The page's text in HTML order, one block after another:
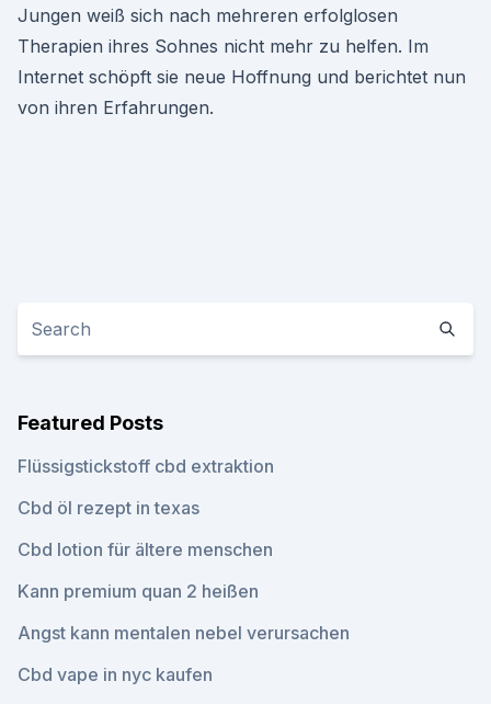
Jungen weiß sich nach mehreren erfolglosen
Therapien ihres Sohnes nicht mehr zu helfen. Im
Internet schöpft sie neue Hoffnung und berichtet nun
von ihren Erfahrungen.
Featured Posts
Flüssigstickstoff cbd extraktion
Cbd öl rezept in texas
Cbd lotion für ältere menschen
Kann premium quan 2 heißen
Angst kann mentalen nebel verursachen
Cbd vape in nyc kaufen